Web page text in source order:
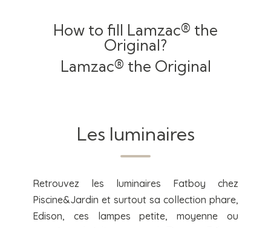
How to fill Lamzac® the
Original?
Lamzac® the Original
Les luminaires
Retrouvez les luminaires Fatboy chez
Piscine&Jardin et surtout sa collection phare,
Edison, ces lampes petite, moyenne ou